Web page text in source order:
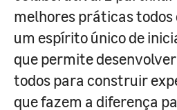
melhores práticas todos
um espírito único de
que permite
todos para construir
que fazem a diferença